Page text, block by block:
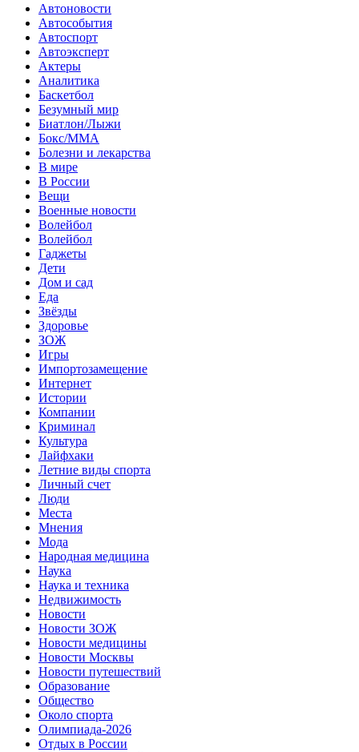
Автоновости
Автособытия
Автоспорт
Автоэксперт
Актеры
Аналитика
Баскетбол
Безумный мир
Биатлон/Лыжи
Бокс/MMA
Болезни и лекарства
В мире
В России
Вещи
Военные новости
Волейбол
Волейбол
Гаджеты
Дети
Дом и сад
Еда
Звёзды
Здоровье
ЗОЖ
Игры
Импортозамещение
Интернет
Истории
Компании
Криминал
Культура
Лайфхаки
Летние виды спорта
Личный счет
Люди
Места
Мнения
Мода
Народная медицина
Наука
Наука и техника
Недвижимость
Новости
Новости ЗОЖ
Новости медицины
Новости Москвы
Новости путешествий
Образование
Общество
Около спорта
Олимпиада-2026
Отдых в России